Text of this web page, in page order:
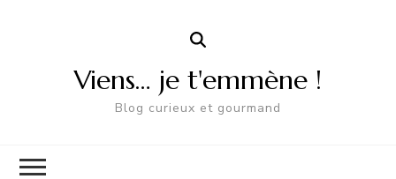
Viens… je t'emmène !
Blog curieux et gourmand